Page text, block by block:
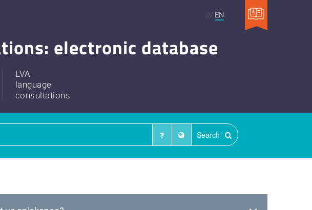
LV EN
electronic database
LVA
language
consultations
Search